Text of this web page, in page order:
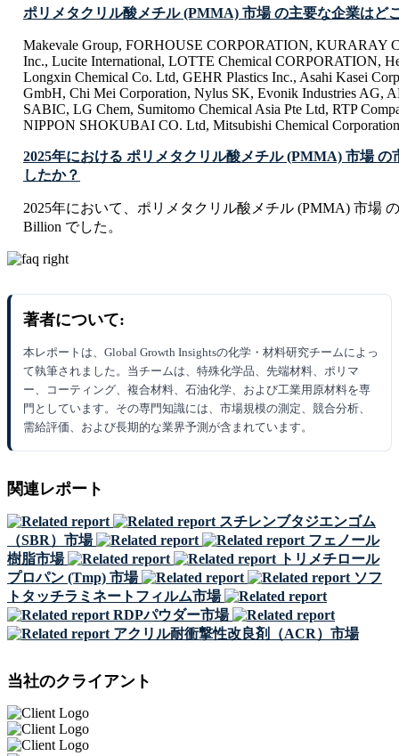
ポリメタクリル酸メチル (PMMA) 市場 の主要な企業はど
Makevale Group, FORHOUSE CORPORATION, KURARAY
Inc., Lucite International, LOTTE Chemical CORPORATION,
Longxin Chemical Co. Ltd, GEHR Plastics Inc., Asahi Kasei
GmbH, Chi Mei Corporation, Nylus SK, Evonik Industries AG,
SABIC, LG Chem, Sumitomo Chemical Asia Pte Ltd, RTP
NIPPON SHOKUBAI CO. Ltd, Mitsubishi Chemical Corporation
2025年における ポリメタクリル酸メチル (PMMA) 市場 の
したか？
2025年において、ポリメタクリル酸メチル (PMMA) 市場
Billion でした。
著者について:
本レポートは、Global Growth Insightsの化学・材料研究チームによっ
て執筆されました。当チームは、特殊化学品、先端材料、ポリマ
ー、コーティング、複合材料、石油化学、および工業用原材料を専
門としています。その専門知識には、市場規模の測定、競合分析、
需給評価、および長期的な業界予測が含まれています。
関連レポート
スチレンブタジエンゴム
（SBR）市場
フェノール
樹脂市場
トリメチロール
プロパン (Tmp) 市場
ソフ
トタッチラミネートフィルム市場
RDPパウダー市場
アクリル耐衝撃性改良剤（ACR）市場
当社のクライアント